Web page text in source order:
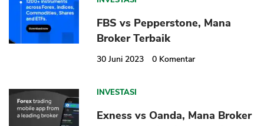
FBS vs Pepperstone, Mana
Broker Terbaik
30 Juni 2023 0 Komentar
INVESTASI
Exness vs Oanda, Mana Broker